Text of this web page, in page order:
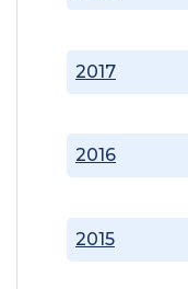
2015
2016
2017